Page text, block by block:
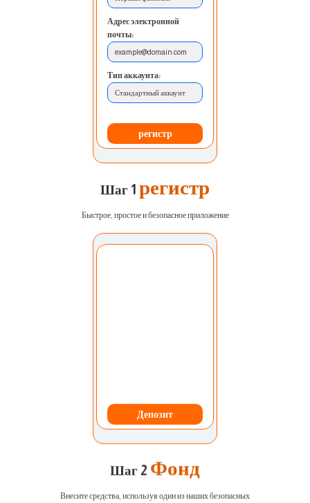
Адрес электронной
почты:
example@domain.com
Тип аккаунта:
Стандартный аккаунт
регистр
Шаг 1 регистр
Быстрое, простое и безопасное приложение
Депозит
Шаг 2 Фонд
Внесите средства, используя один из наших безопасных